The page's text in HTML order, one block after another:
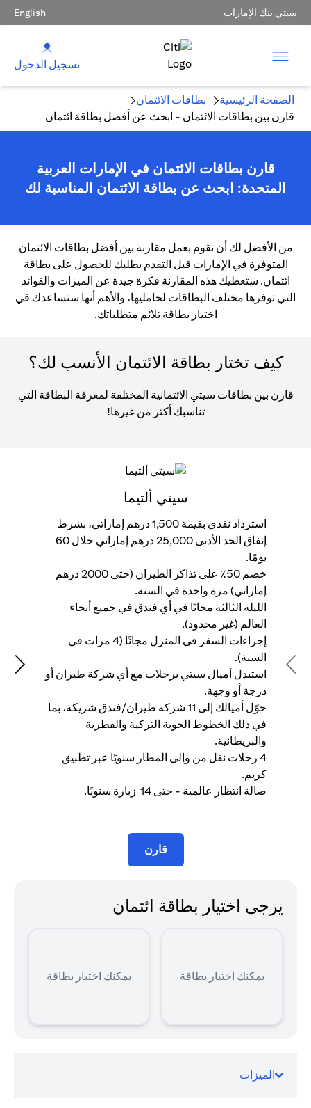
سيتي بنك الإمارات English
تسجيل الدخول
الصفحة الرئيسية
بطاقات الائتمان
قارن بين بطاقات الائتمان - ابحث عن أفضل بطاقة ائتمان
قارن بطاقات الائتمان في الإمارات العربية
المتحدة: ابحث عن بطاقة الائتمان المناسبة لك
من الأفضل لك أن تقوم بعمل مقارنة بين أفضل بطاقات الائتمان
المتوفرة في الإمارات قبل التقدم بطلبك للحصول على بطاقة
ائتمان. ستعطيك هذه المقارنة فكرة جيدة عن الميزات والفوائد
التي توفرها مختلف البطاقات لحامليها، والأهم أنها ستساعدك في
اختيار بطاقة تلائم متطلباتك.
كيف تختار بطاقة الائتمان الأنسب لك؟
قارن بين بطاقات سيتي الائتمانية المختلفة لمعرفة البطاقة التي
تناسبك أكثر من غيرها!
Previous
سيتي ألتيما
استرداد نقدي بقيمة 1,500 درهم إماراتي، بشرط
إنفاق الحد الأدنى 25,000 درهم إماراتي خلال 60
يومًا.
خصم 50٪ على تذاكر الطيران (حتى 2000 درهم
إماراتي) مرة واحدة في السنة.
الليلة الثالثة مجانًا في أي فندق في جميع أنحاء
العالم (غير محدود).
إجراءات السفر في المنزل مجانًا (4 مرات في
السنة).
استبدل أميال سيتي برحلات مع أي شركة طيران أو
درجة أو وجهة.
حوّل أميالك إلى 11 شركة طيران/فندق شريكة، بما
في ذلك الخطوط الجوية التركية والقطرية
والبريطانية.
4 رحلات نقل من وإلى المطار سنويًا عبر تطبيق
كريم.
صالة انتظار عالمية - حتى 14 زيارة سنويًا.
قارن
يرجى اختيار بطاقة ائتمان
يمكنك اختيار بطاقة يمكنك اختيار بطاقة
الميزات